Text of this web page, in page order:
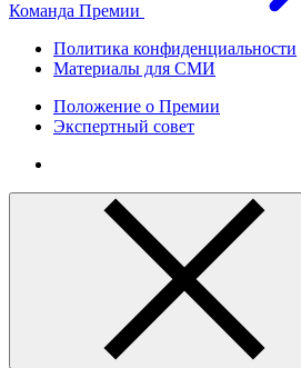
Команда Премии
Политика конфиденциальности
Материалы для СМИ
Положение о Премии
Экспертный совет